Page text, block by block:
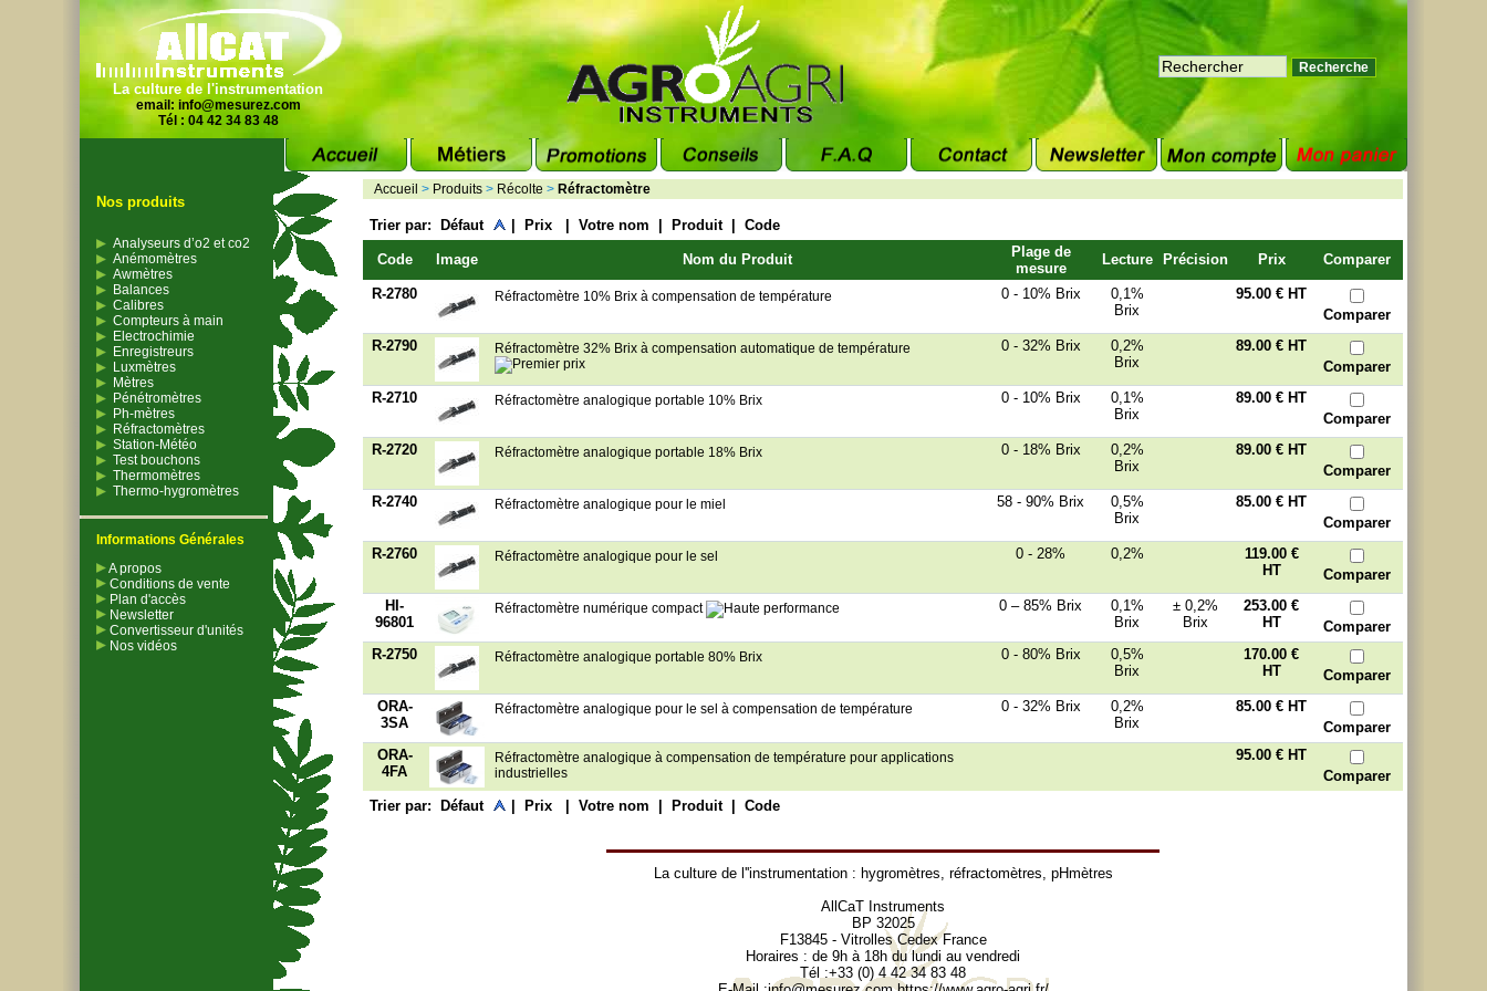
La culture de l'instrumentation
email: info@mesurez.com
Tél : 04 42 34 83 48
Nos produits
Analyseurs d’o2 et co2
Anémomètres
Awmètres
Balances
Calibres
Compteurs à main
Electrochimie
Enregistreurs
Luxmètres
Mètres
Pénétromètres
Ph-mètres
Réfractomètres
Station-Météo
Test bouchons
Thermomètres
Thermo-hygromètres
Informations Générales
A propos
Conditions de vente
Plan d'accès
Newsletter
Convertisseur d'unités
Nos vidéos
Accueil > Produits > Récolte > Réfractomètre
Trier par: Défaut Prix Votre nom Produit| Code
Code Image Nom du Produit
Plage de
mesure
Lecture Précision Prix Comparer
R-2780 Réfractomètre 10% Brix à compensation de température 0 - 10% Brix
0,1%
Brix
95.00 € HT
Comparer
R-2790
Réfractomètre 32% Brix à compensation automatique de température 0 - 32% Brix
0,2%
Brix
89.00 € HT
Comparer
R-2710
Réfractomètre analogique portable 10% Brix 0 - 10% Brix
0,1%
Brix
89.00 € HT
Comparer
R-2720
Réfractomètre analogique portable 18% Brix 0 - 18% Brix
0,2%
Brix
89.00 € HT
Comparer
R-2740
Réfractomètre analogique pour le miel 58 - 90% Brix
0,5%
Brix
85.00 € HT
Comparer
R-2760
Réfractomètre analogique pour le sel 0 - 28% 0,2%
119.00 €
HT
Comparer
HI-
96801
Réfractomètre numérique compact 0 – 85% Brix
0,1%
Brix
± 0,2%
Brix
253.00 €
HT
Comparer
R-2750
Réfractomètre analogique portable 80% Brix 0 - 80% Brix
0,5%
Brix
170.00 €
HT
Comparer
ORA-
3SA
Réfractomètre analogique pour le sel à compensation de température 0 - 32% Brix
0,2%
Brix
85.00 € HT
Comparer
ORA-
4FA
Réfractomètre analogique à compensation de température pour applications
industrielles
95.00 € HT
Comparer
Trier par:
Défaut Prix Votre nom Produit| Code
La culture de l''instrumentation : hygromètres, réfractomètres, pHmètres
AllCaT Instruments
BP 32025
F13845 - Vitrolles Cedex France
Horaires : de 9h à 18h du lundi au vendredi
Tél :+33 (0) 4 42 34 83 48